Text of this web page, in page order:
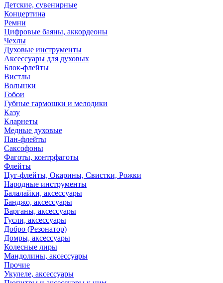
Детские, сувенирные
Концертина
Ремни
Цифровые баяны, аккордеоны
Чехлы
Духовые инструменты
Аксессуары для духовых
Блок-флейты
Вистлы
Волынки
Гобои
Губные гармошки и мелодики
Казу
Кларнеты
Медные духовые
Пан-флейты
Саксофоны
Фаготы, контрфаготы
Флейты
Цуг-флейты, Окарины, Свистки, Рожки
Народные инструменты
Балалайки, аксессуары
Банджо, аксессуары
Варганы, аксессуары
Гусли, аксессуары
Добро (Резонатор)
Домры, аксессуары
Колесные лиры
Мандолины, аксессуары
Прочие
Укулеле, аксессуары